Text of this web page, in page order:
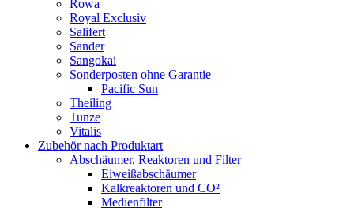
Rowa
Royal Exclusiv
Salifert
Sander
Sangokai
Sonderposten ohne Garantie
Pacific Sun
Theiling
Tunze
Vitalis
Zubehör nach Produktart
Abschäumer, Reaktoren und Filter
Eiweißabschäumer
Kalkreaktoren und CO²
Medienfilter